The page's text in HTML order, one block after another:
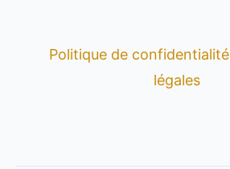
Politique de confidentialité
légales